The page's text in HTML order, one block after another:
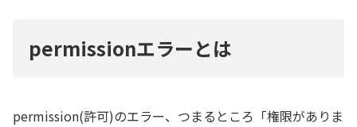
permissionエラーとは
permission(許可)のエラー、つまるところ「権限がありま